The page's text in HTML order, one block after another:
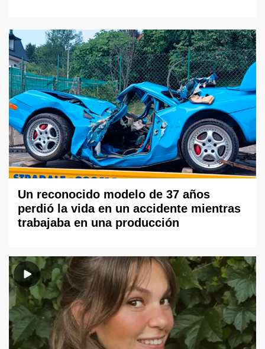
Un reconocido modelo de 37 años
perdió la vida en un accidente mientras
trabajaba en una producción